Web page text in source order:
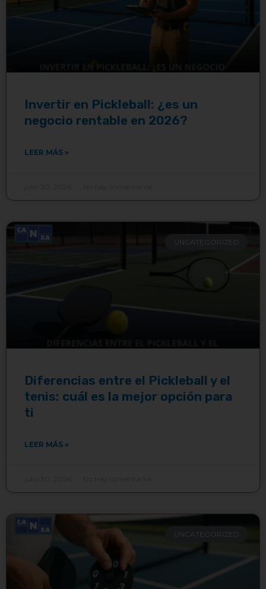
Invertir en Pickleball: ¿es un
negocio rentable en 2026?
LEER MÁS »
UNCATEGORIZED
Diferencias entre el Pickleball y el
tenis: cuál es la mejor opción para
ti
LEER MÁS »
UNCATEGORIZED